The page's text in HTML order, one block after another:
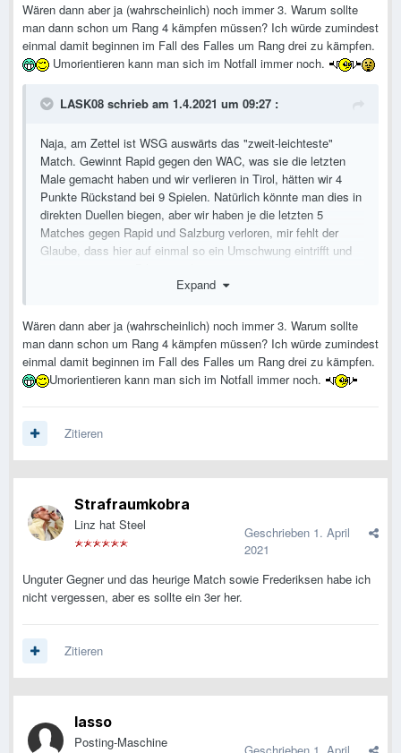
Wären dann aber ja (wahrscheinlich) noch immer 3. Warum sollte
man dann schon um Rang 4 kämpfen müssen? Ich würde zumindest
einmal damit beginnen im Fall des Falles um Rang drei zu kämpfen.
Umorientieren kann man sich im Notfall immer noch.
LASK08 schrieb am 1.4.2021 um 09:27 :
Naja, am Zettel ist WSG auswärts das "zweit-leichteste"
Match. Gewinnt Rapid gegen den WAC, was sie die letzten
Male gemacht haben und wir verlieren in Tirol, hätten wir 4
Punkte Rückstand bei 9 Spielen. Natürlich könnte man dies in
direkten Duellen biegen, aber wir haben je die letzten 5
Matches gegen Rapid und Salzburg verloren, mir fehlt der
Glaube, dass hier auf einmal so ein Umschwung eintrifft und
Expand
Wären dann aber ja (wahrscheinlich) noch immer 3. Warum sollte
man dann schon um Rang 4 kämpfen müssen? Ich würde zumindest
einmal damit beginnen im Fall des Falles um Rang drei zu kämpfen.
Umorientieren kann man sich im Notfall immer noch.
Zitieren
Strafraumkobra
Linz hat Steel Geschrieben 1. April
2021
Unguter Gegner und das heurige Match sowie Frederiksen habe ich
nicht vergessen, aber es sollte ein 3er her.
Zitieren
lasso
Posting-Maschine